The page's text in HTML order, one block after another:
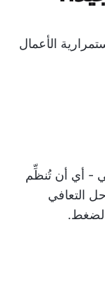
الأعمال
- أي أن تُنظِّم
التعافي